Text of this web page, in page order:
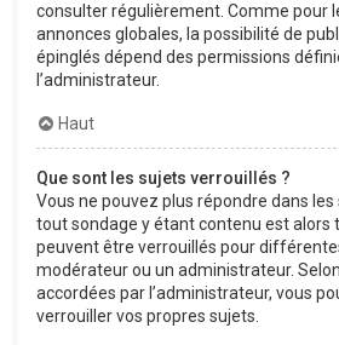
consulter régulièrement. Comme pour
annonces globales, la possibilité de
épinglés dépend des permissions
l’administrateur.
Haut
Que sont les sujets verrouillés ?
Vous ne pouvez plus répondre dans
tout sondage y étant contenu est alors
peuvent être verrouillés pour
modérateur ou un administrateur.
accordées par l’administrateur, vous
verrouiller vos propres sujets.